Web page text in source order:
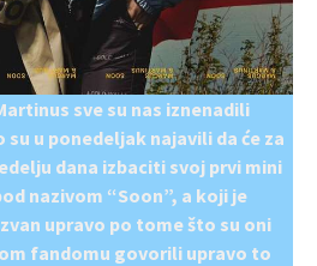
sve su nas iznenadili
su u ponedeljak najavili da će za
dana izbaciti svoj prvi mini
nazivom “Soon”, a koji je
upravo po tome što su oni
fandomu govorili upravo to